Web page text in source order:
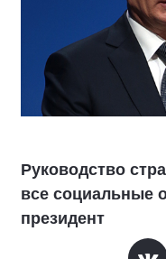
Руководство
все социальные
президент